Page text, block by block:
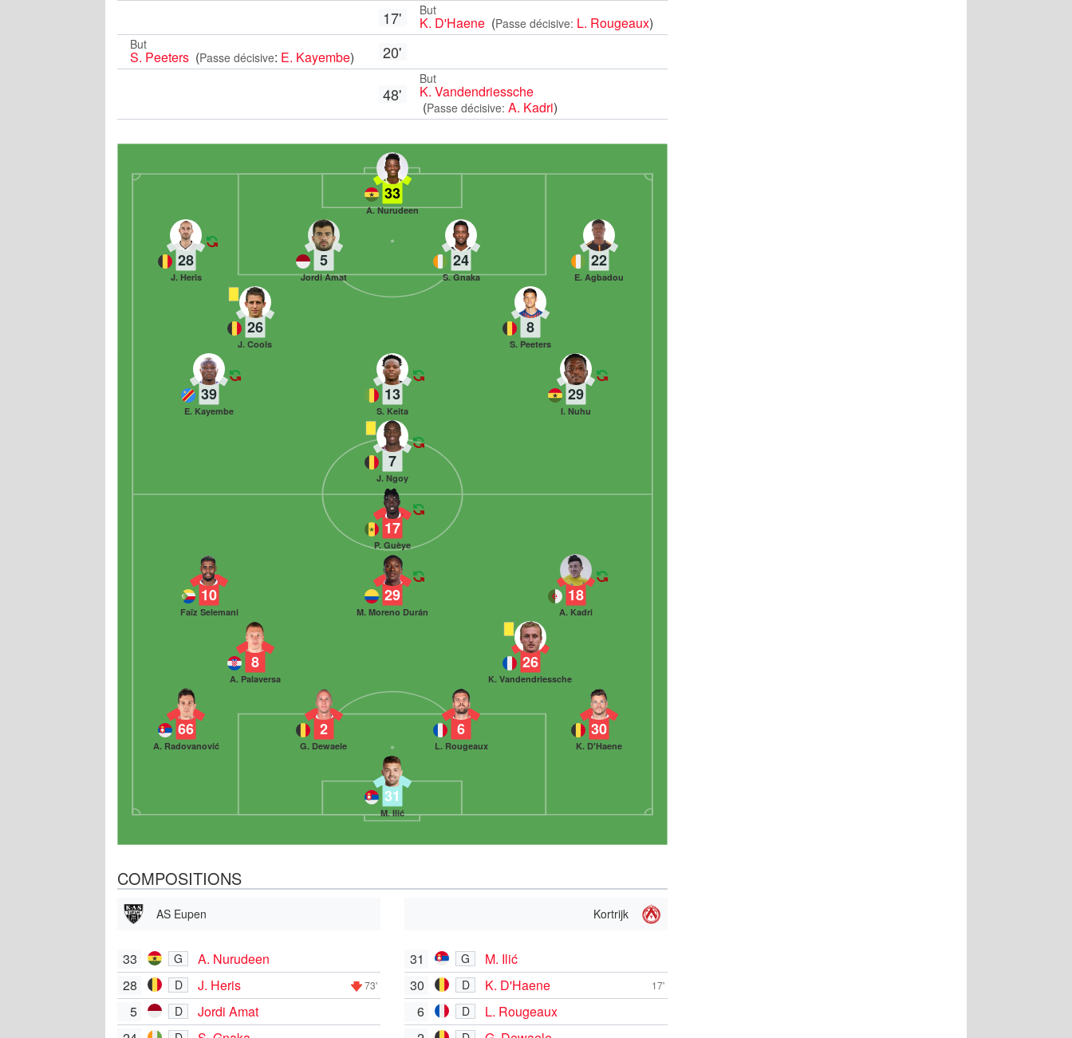
17'
But
K. D'Haene (Passe décisive: L. Rougeaux)
But
S. Peeters (Passe décisive: E. Kayembe) 20'
48'
But
K. Vandendriessche
(Passe décisive: A. Kadri)
33
A. Nurudeen
22
E. Agbadou
24
S. Gnaka
5
Jordi Amat
28
J. Heris
8
S. Peeters
26
J. Cools
29
I. Nuhu
13
S. Keita
39
E. Kayembe
7
J. Ngoy
31
M. Ilić
66
A. Radovanović
2
G. Dewaele
6
L. Rougeaux
30
K. D'Haene
8
A. Palaversa
26
K. Vandendriessche
10
Faïz Selemani
29
M. Moreno Durán
18
A. Kadri
17
P. Guèye
COMPOSITIONS
AS Eupen
33 G
A. Nurudeen
28
D J. Heris 73'
5 D
Jordi Amat
Kortrijk
31 G
M. Ilić
30
D K. D'Haene 17'
6 D
L. Rougeaux